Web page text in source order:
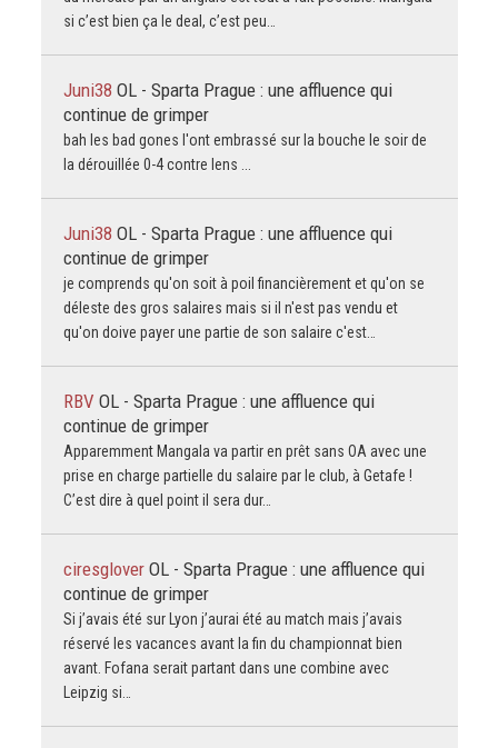
si c’est bien ça le deal, c’est peu…
Juni38 OL - Sparta Prague : une affluence qui
continue de grimper
bah les bad gones l'ont embrassé sur la bouche le soir de
la dérouillée 0-4 contre lens ...
Juni38 OL - Sparta Prague : une affluence qui
continue de grimper
je comprends qu'on soit à poil financièrement et qu'on se
déleste des gros salaires mais si il n'est pas vendu et
qu'on doive payer une partie de son salaire c'est…
RBV OL - Sparta Prague : une affluence qui
continue de grimper
Apparemment Mangala va partir en prêt sans OA avec une
prise en charge partielle du salaire par le club, à Getafe !
C’est dire à quel point il sera dur…
ciresglover OL - Sparta Prague : une affluence qui
continue de grimper
Si j’avais été sur Lyon j’aurai été au match mais j’avais
réservé les vacances avant la fin du championnat bien
avant. Fofana serait partant dans une combine avec
Leipzig si…